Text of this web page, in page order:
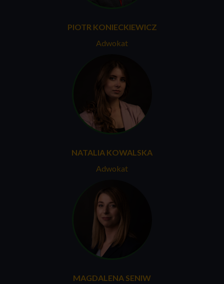
PIOTR KONIECKIEWICZ
Adwokat
NATALIA KOWALSKA
Adwokat
MAGDALENA SENIW